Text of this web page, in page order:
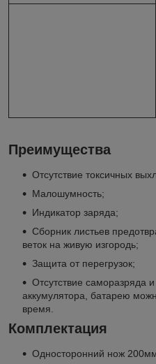
Преимущества
Отсутствие токсичных
Малошумность;
Индикатор заряда;
Сборник листьев
веток на живую изгородь;
Защита от перегрузок;
Отсутствие саморазряда
аккумулятора, батарею
время.
Комплектация
Односторонний нож